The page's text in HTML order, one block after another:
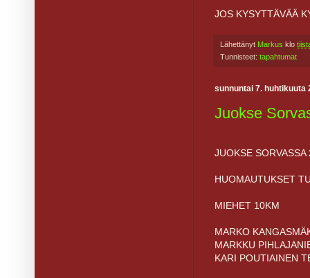
JOS KYSYTTÄVÄÄ
Lähettänyt Markus klo
Tunnisteet: tapahtumat
sunnuntai 7. huhtikuuta
Juokse
JUOKSE
HUOMAUTUKSET
MIEHET 10KM
MARKO
MARKKU
KARI POUTIAINEN